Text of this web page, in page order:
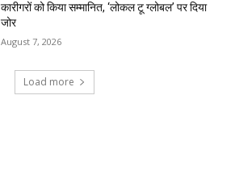
कारीगरों को किया सम्मानित, ‘लोकल टू ग्लोबल’ पर दिया
जोर
August 7, 2026
Load more